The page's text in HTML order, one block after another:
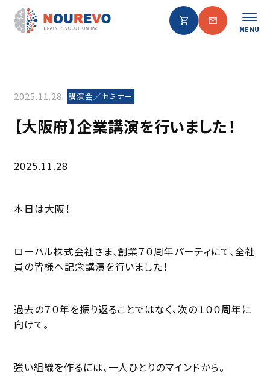
MENU
2025.11.28 講演会／セミナー
【大阪府】企業講演を行いました！
2025.11.28
本日は大阪！
ローバル株式会社さま、創業７０周年パーティにて、全社
員の皆様へ記念講演を行いました！
過去の７０年を振り返ることではなく、次の１００周年に
向けて。
強い組織を作るには、一人ひとりのマインドから。